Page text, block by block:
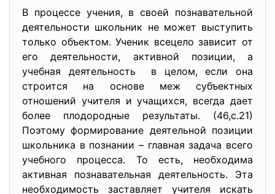
В процессе учения, в своей познавательной
деятельности школьник не может выступить
только объектом. Ученик всецело зависит от
его деятельности, активной позиции, а
учебная деятельность в целом, если она
строится на основе меж субъектных
отношений учителя и учащихся, всегда дает
более плодородные результаты. (46,с.21)
Поэтому формирование деятельной позиции
школьника в познании – главная задача всего
учебного процесса. То есть, необходима
активная познавательная деятельность. Эта
необходимость заставляет учителя искать